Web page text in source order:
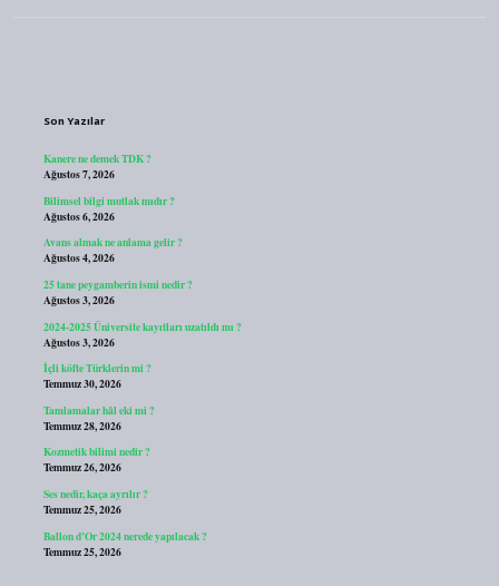
Son Yazılar
Kanere ne demek TDK ?
Ağustos 7, 2026
Bilimsel bilgi mutlak mıdır ?
Ağustos 6, 2026
Avans almak ne anlama gelir ?
Ağustos 4, 2026
25 tane peygamberin ismi nedir ?
Ağustos 3, 2026
2024-2025 Üniversite kayıtları uzatıldı mı ?
Ağustos 3, 2026
İçli köfte Türklerin mi ?
Temmuz 30, 2026
Tamlamalar hâl eki mi ?
Temmuz 28, 2026
Kozmetik bilimi nedir ?
Temmuz 26, 2026
Ses nedir, kaça ayrılır ?
Temmuz 25, 2026
Ballon d’Or 2024 nerede yapılacak ?
Temmuz 25, 2026